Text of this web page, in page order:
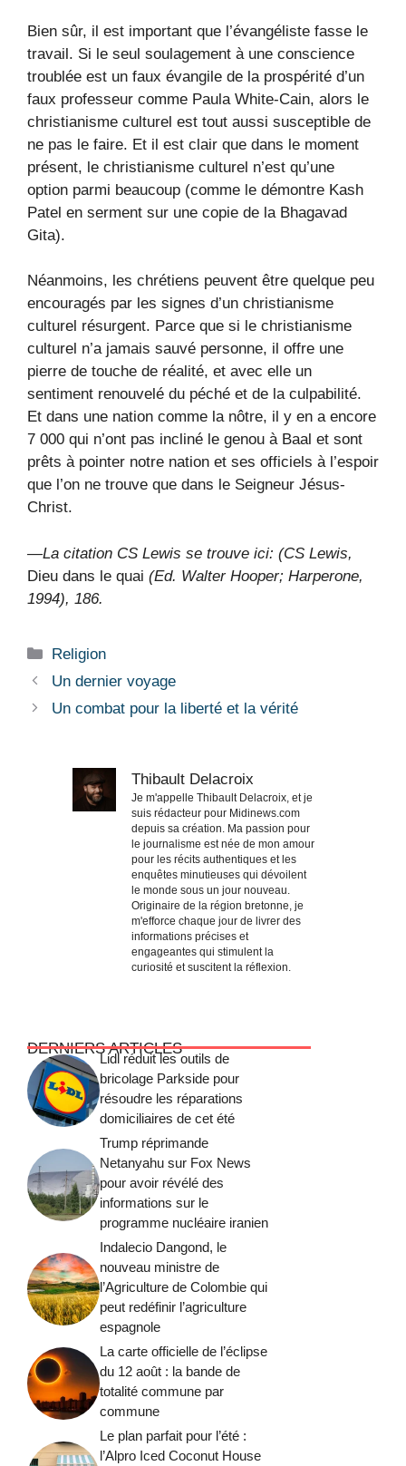
Bien sûr, il est important que l’évangéliste fasse le
travail. Si le seul soulagement à une conscience
troublée est un faux évangile de la prospérité d’un
faux professeur comme Paula White-Cain, alors le
christianisme culturel est tout aussi susceptible de
ne pas le faire. Et il est clair que dans le moment
présent, le christianisme culturel n’est qu’une
option parmi beaucoup (comme le démontre Kash
Patel en serment sur une copie de la Bhagavad
Gita).
Néanmoins, les chrétiens peuvent être quelque peu
encouragés par les signes d’un christianisme
culturel résurgent. Parce que si le christianisme
culturel n’a jamais sauvé personne, il offre une
pierre de touche de réalité, et avec elle un
sentiment renouvelé du péché et de la culpabilité.
Et dans une nation comme la nôtre, il y en a encore
7 000 qui n’ont pas incliné le genou à Baal et sont
prêts à pointer notre nation et ses officiels à l’espoir
que l’on ne trouve que dans le Seigneur Jésus-
Christ.
—La citation CS Lewis se trouve ici: (CS Lewis,
Dieu dans le quai (Ed. Walter Hooper; Harperone,
1994), 186.
Catégories
Religion
Un dernier voyage
Un combat pour la liberté et la vérité
Thibault Delacroix
Je m'appelle Thibault Delacroix, et je
suis rédacteur pour Midinews.com
depuis sa création. Ma passion pour
le journalisme est née de mon amour
pour les récits authentiques et les
enquêtes minutieuses qui dévoilent
le monde sous un jour nouveau.
Originaire de la région bretonne, je
m'efforce chaque jour de livrer des
informations précises et
engageantes qui stimulent la
curiosité et suscitent la réflexion.
DERNIERS ARTICLES
Lidl réduit les outils de
bricolage Parkside pour
résoudre les réparations
domiciliaires de cet été
Trump réprimande
Netanyahu sur Fox News
pour avoir révélé des
informations sur le
programme nucléaire iranien
Indalecio Dangond, le
nouveau ministre de
l’Agriculture de Colombie qui
peut redéfinir l’agriculture
espagnole
La carte officielle de l’éclipse
du 12 août : la bande de
totalité commune par
commune
Le plan parfait pour l’été :
l’Alpro Iced Coconut House